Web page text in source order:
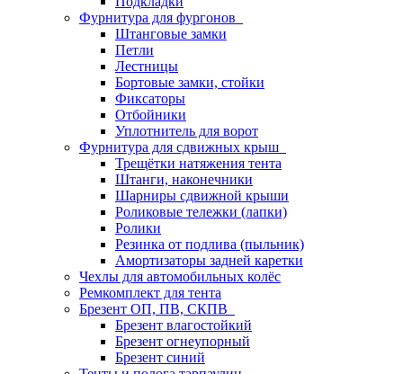
Фурнитура для фургонов
Штанговые замки
Петли
Лестницы
Бортовые замки, стойки
Фиксаторы
Отбойники
Уплотнитель для ворот
Фурнитура для сдвижных крыш
Трещётки натяжения тента
Штанги, наконечники
Шарниры сдвижной крыши
Роликовые тележки (лапки)
Ролики
Резинка от подлива (пыльник)
Амортизаторы задней каретки
Чехлы для автомобильных колёс
Ремкомплект для тента
Брезент ОП, ПВ, СКПВ
Брезент влагостойкий
Брезент огнеупорный
Брезент синий